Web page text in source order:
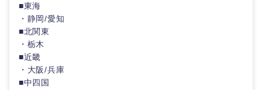
■東海
・静岡/愛知
■北関東
・栃木
■近畿
・大阪/兵庫
■中四国